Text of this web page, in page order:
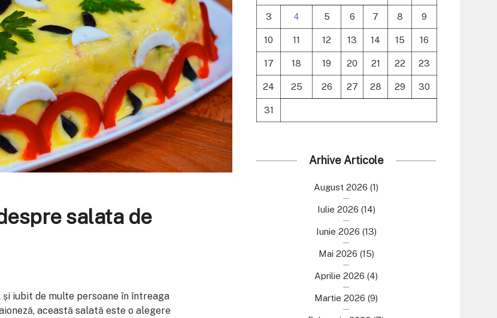
salata de
iubit de multe persoane în întreaga
această salată este o alegere
3 4 5 6 7 8 9
10 11 12 13 14 15 16
17 18 19 20 21 22 23
24 25 26 27 28 29 30
31
Arhive Articole
August 2026 (1)
Iulie 2026 (14)
Iunie 2026 (13)
Mai 2026 (15)
Aprilie 2026 (4)
Martie 2026 (9)